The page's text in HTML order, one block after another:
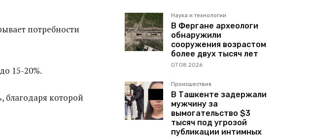
потребности
15-20%.
благодаря которой
Наука и технологии
В Фергане археологи
обнаружили
сооружения возрастом
более двух тысяч лет
07.08.2026
Происшествия
В Ташкенте задержали
мужчину за
вымогательство $3
тысяч под угрозой
публикации интимных